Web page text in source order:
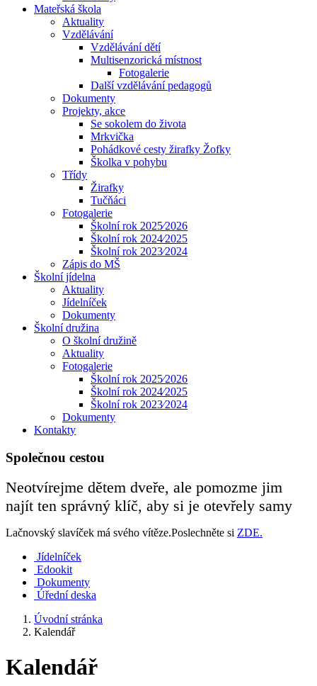
Mateřská škola
Aktuality
Vzdělávání
Vzdělávání dětí
Multisenzorická místnost
Fotogalerie
Další vzdělávání pedagogů
Dokumenty
Projekty, akce
Se sokolem do života
Mrkvička
Pohádkové cesty žirafky Žofky
Školka v pohybu
Třídy
Žirafky
Tučňáci
Fotogalerie
Školní rok 2025⁄2026
Školní rok 2024⁄2025
Školní rok 2023⁄2024
Zápis do MŠ
Školní jídelna
Aktuality
Jídelníček
Dokumenty
Školní družina
O školní družině
Aktuality
Fotogalerie
Školní rok 2025⁄2026
Školní rok 2024⁄2025
Školní rok 2023⁄2024
Dokumenty
Kontakty
Společnou cestou
Neotvírejme dětem dveře, ale pomozme jim
najít ten správný klíč, aby si je otevřely samy
Lačnovský slavíček má svého vítěze.Poslechněte si ZDE.
Jídelníček
Edookit
Dokumenty
Úřední deska
Úvodní stránka
Kalendář
Kalendář